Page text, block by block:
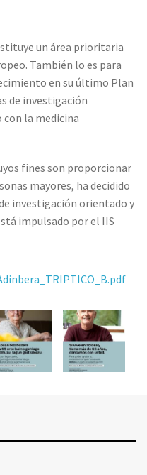
un área prioritaria
También lo es para
en su último Plan
de investigación
la medicina
fines son proporcionar
mayores, ha decidido
investigación orientado y
impulsado por el IIS